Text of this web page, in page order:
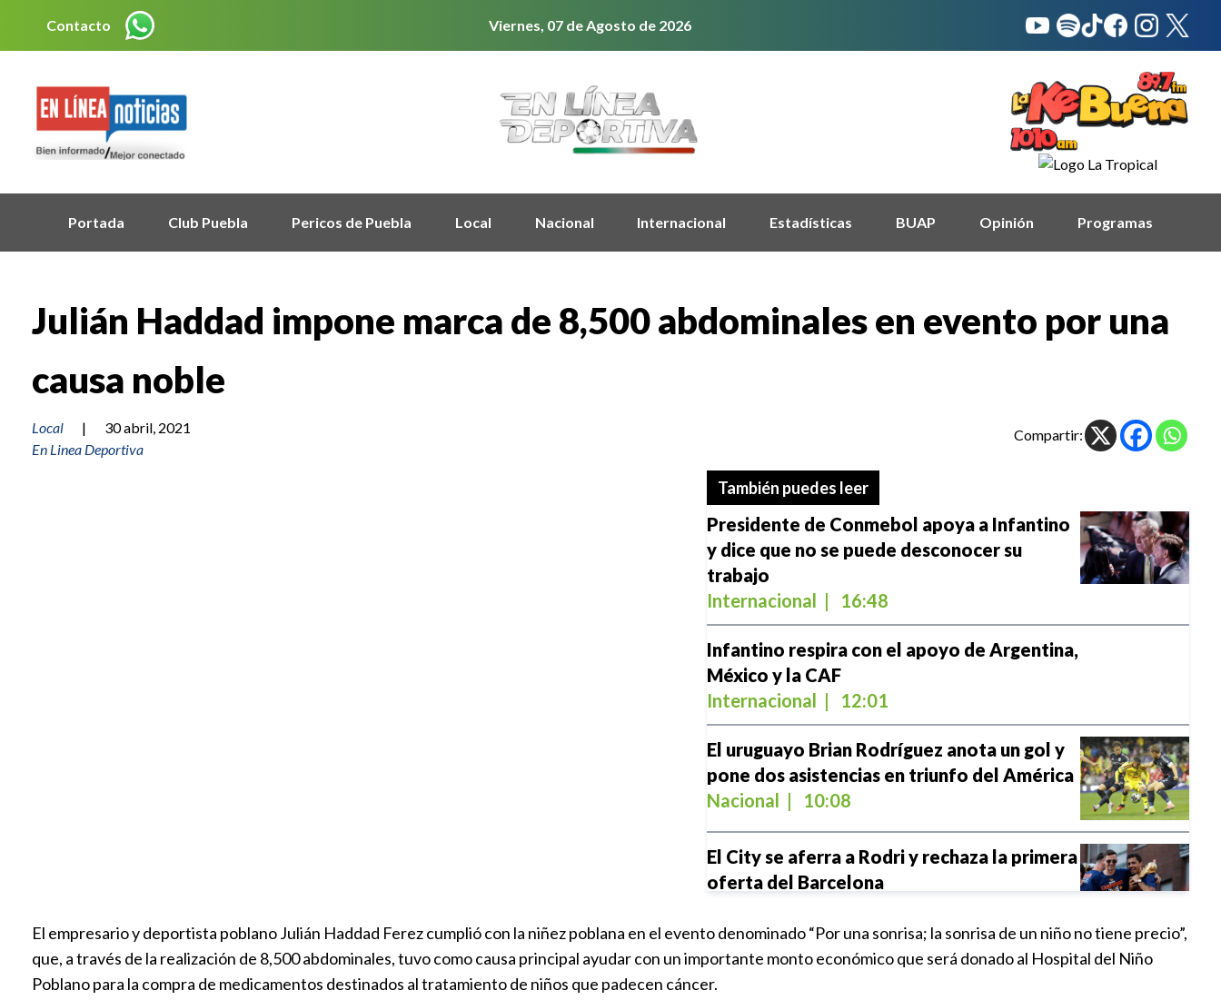
Contacto Viernes, 07 de Agosto de 2026
Portada Club Puebla Pericos de Puebla Local Nacional Internacional Estadísticas BUAP Opinión Programas
Julián Haddad impone marca de 8,500 abdominales en evento por una
causa noble
Local |
30 abril, 2021
En Linea Deportiva
Compartir:
También puedes leer
Presidente de Conmebol apoya a Infantino
y dice que no se puede desconocer su
trabajo
Internacional
16:48
Infantino respira con el apoyo de Argentina,
México y la CAF
Internacional
12:01
El uruguayo Brian Rodríguez anota un gol y
pone dos asistencias en triunfo del América
Nacional
10:08
El City se aferra a Rodri y rechaza la primera
oferta del Barcelona
La Federación Noruega de Fútbol pide la
renuncia inmediata de Infantino
El empresario y deportista poblano Julián Haddad Ferez cumplió con la niñez poblana en el evento denominado “Por una sonrisa; la sonrisa de un niño no tiene precio”,
que, a través de la realización de 8,500 abdominales, tuvo como causa principal ayudar con un importante monto económico que será donado al Hospital del Niño
Poblano para la compra de medicamentos destinados al tratamiento de niños que padecen cáncer.